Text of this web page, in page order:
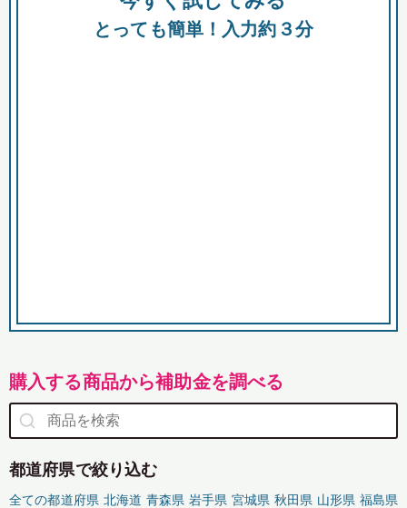
とっても簡単！入力約３分
購入する商品から補助金を調べる
都道府県で絞り込む
全ての都道府県 北海道 青森県 岩手県 宮城県 秋田県 山形県 福島県